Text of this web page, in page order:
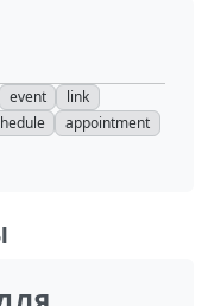
event
link
appointment